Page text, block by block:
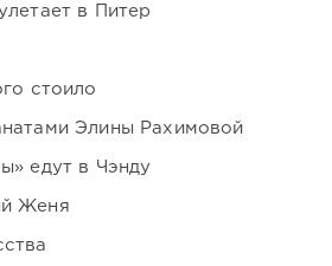
в Питер
стоило
Элины Рахимовой
едут в Чэнду
Женя